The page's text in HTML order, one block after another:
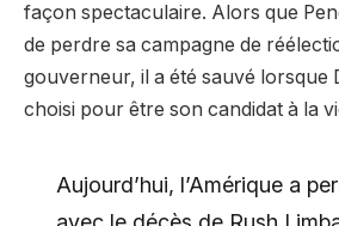
façon spectaculaire. Alors que
de perdre sa campagne de
gouverneur, il a été sauvé lorsque
choisi pour être son candidat à la
Aujourd’hui, l’Amérique a